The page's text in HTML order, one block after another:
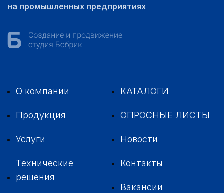
на промышленных предприятиях
О компании
Продукция
Услуги
Технические
решения
КАТАЛОГИ
ОПРОСНЫЕ ЛИСТЫ
Новости
Контакты
Вакансии